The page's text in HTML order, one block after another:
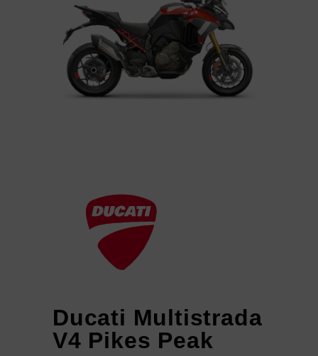
Ducati Multistrada
V4 Pikes Peak